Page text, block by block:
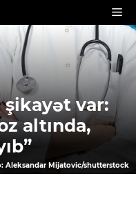
şikayət var:
altında,
Aleksandar Mijatovic/shutterstock